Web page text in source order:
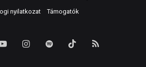
nyilatkozat Támogatók
YouTubeInstagram
Spotify TikTok